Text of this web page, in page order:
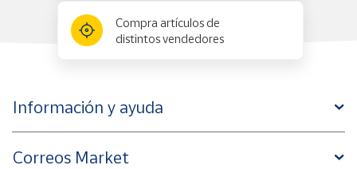
Compra artículos de
distintos vendedores
Información y ayuda
Correos Market